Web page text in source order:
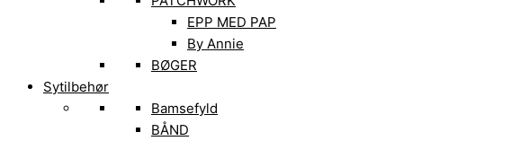
EPP MED PAP
By Annie
BØGER
Sytilbehør
Bamsefyld
BÅND